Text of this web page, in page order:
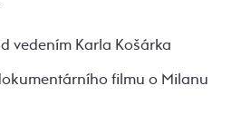
vedením Karla Košárka
filmu o Milanu